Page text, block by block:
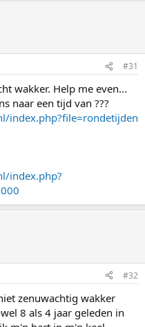
#31
wakker. Help me even...
naar een tijd van ???
index.php?file=rondetijden
index.php?
#32
zenuwachtig wakker
8 als 4 jaar geleden in